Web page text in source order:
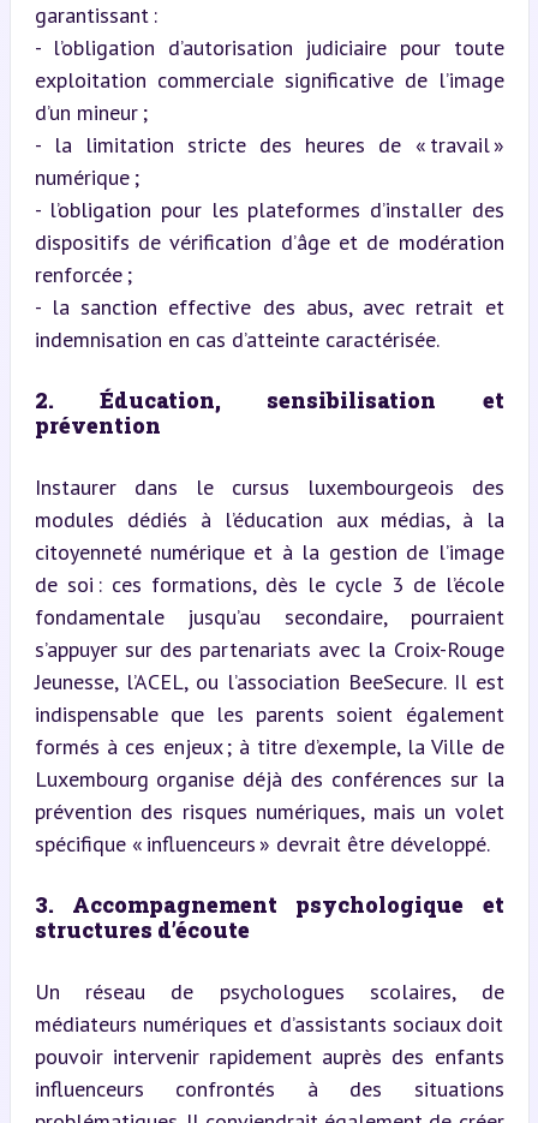
garantissant :
- l’obligation d’autorisation judiciaire pour toute
exploitation commerciale significative de l’image
d’un mineur ;
- la limitation stricte des heures de « travail »
numérique ;
- l’obligation pour les plateformes d’installer des
dispositifs de vérification d’âge et de modération
renforcée ;
- la sanction effective des abus, avec retrait et
indemnisation en cas d’atteinte caractérisée.
2. Éducation, sensibilisation et
prévention
Instaurer dans le cursus luxembourgeois des
modules dédiés à l’éducation aux médias, à la
citoyenneté numérique et à la gestion de l’image
de soi : ces formations, dès le cycle 3 de l’école
fondamentale jusqu’au secondaire, pourraient
s’appuyer sur des partenariats avec la Croix-Rouge
Jeunesse, l’ACEL, ou l’association BeeSecure. Il est
indispensable que les parents soient également
formés à ces enjeux ; à titre d’exemple, la Ville de
Luxembourg organise déjà des conférences sur la
prévention des risques numériques, mais un volet
spécifique « influenceurs » devrait être développé.
3. Accompagnement psychologique et
structures d’écoute
Un réseau de psychologues scolaires, de
médiateurs numériques et d’assistants sociaux doit
pouvoir intervenir rapidement auprès des enfants
influenceurs confrontés à des situations